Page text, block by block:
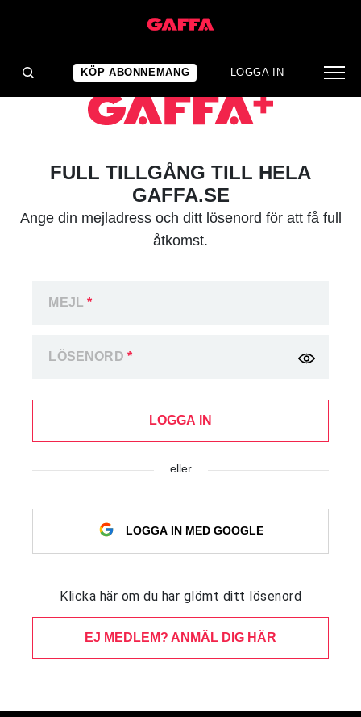
KÖP ABONNEMANG LOGGA IN
FULL TILLGÅNG TILL HELA
GAFFA.SE
Ange din mejladress och ditt lösenord för att få full
åtkomst.
MEJL*
LÖSENORD *
LOGGA IN
eller
LOGGA IN MED GOOGLE
Klicka här om du har glömt ditt lösenord
EJ MEDLEM? ANMÄL DIG HÄR